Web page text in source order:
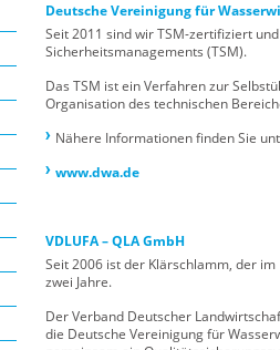
Deutsche Vereinigung für
Seit 2011 sind wir TSM-zertifiziert
Sicherheitsmanagements (TSM).
Das TSM ist ein Verfahren zur
Organisation des technischen
Nähere Informationen finden Sie
www.dwa.de
VDLUFA – QLA GmbH
Seit 2006 ist der Klärschlamm, der
zwei Jahre.
Der Verband Deutscher
die Deutsche Vereinigung für